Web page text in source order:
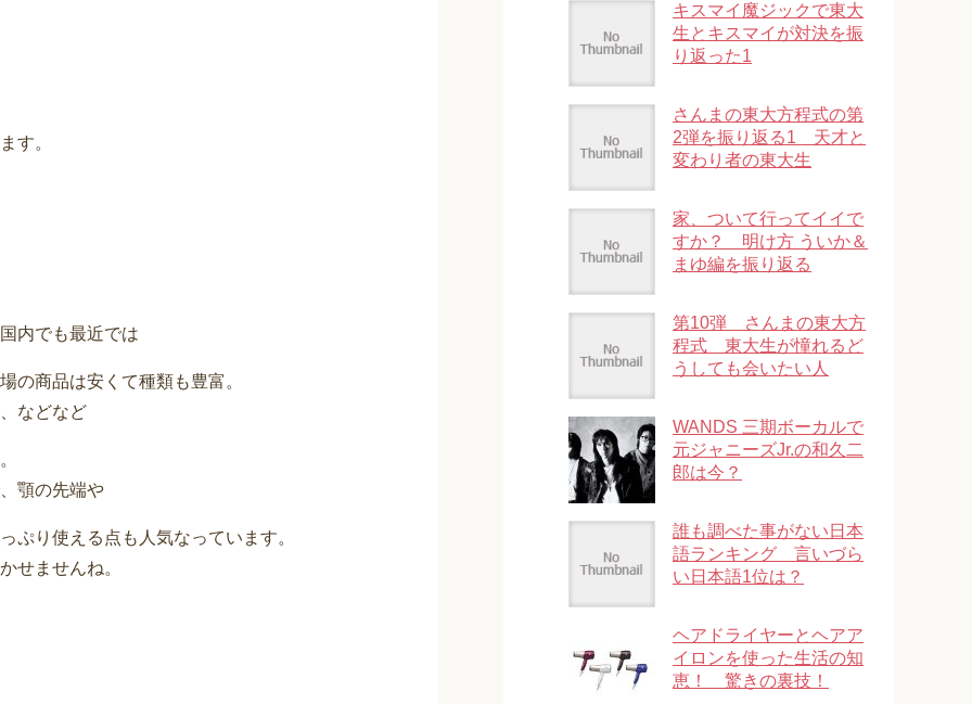
す。
内でも最近では
の商品は安くて種類も豊富。
などなど
顎の先端や
ぷり使える点も人気なっています。
せませんね。
キスマイ魔ジックで東大
生とキスマイが対決を振
り返った1
さんまの東大方程式の第
2弾を振り返る1 天才と
変わり者の東大生
家、ついて行ってイイで
すか？ 明け方 ういか＆
まゆ編を振り返る
第10弾 さんまの東大方
程式 東大生が憧れるど
うしても会いたい人
WANDS 三期ボーカルで
元ジャニーズJr.の和久二
郎は今？
誰も調べた事がない日本
語ランキング 言いづら
い日本語1位は？
ヘアドライヤーとヘアア
イロンを使った生活の知
恵！ 驚きの裏技！